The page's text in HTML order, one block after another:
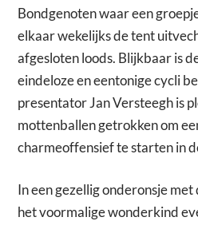
Bondgenoten waar een
elkaar wekelijks de tent
afgesloten loods. Blijkbaar is
eindeloze en eentonige cycli
presentator Jan Versteegh is
mottenballen getrokken om
charmeoffensief te starten in
In een gezellig onderonsje
het voormalige wonderkind